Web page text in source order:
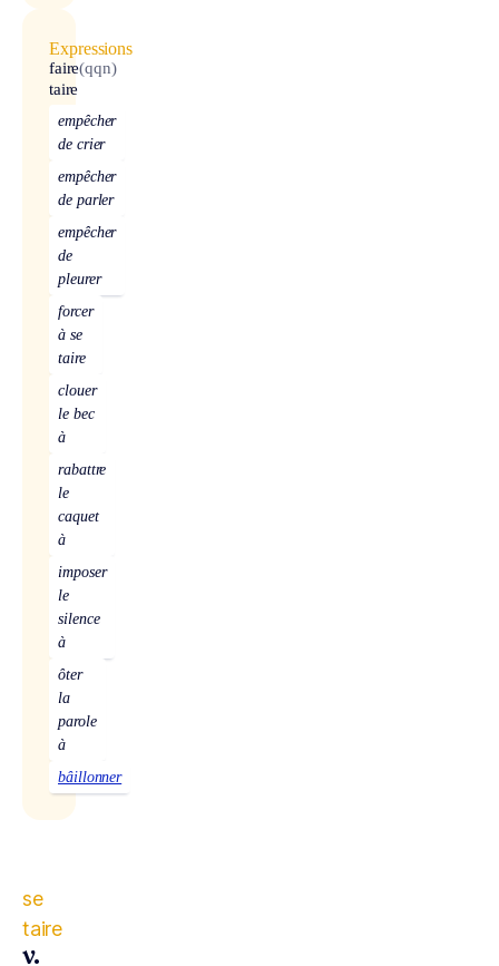
Expressions
faire
taire
(qqn)
empêcher
de crier
empêcher
de parler
empêcher
de
pleurer
forcer
à se
taire
clouer
le bec
à
rabattre
le
caquet
à
imposer
le
silence
à
ôter
la
parole
à
bâillonner
se
taire
v.